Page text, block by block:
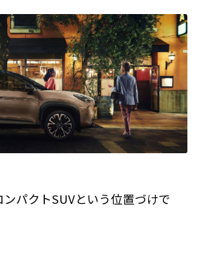
パクトSUVという位置づけで